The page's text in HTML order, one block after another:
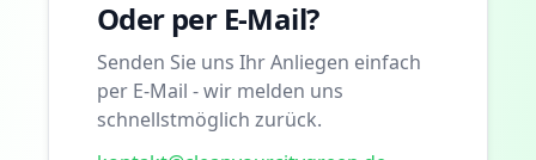
Oder per E-Mail?
Senden Sie uns Ihr Anliegen einfach
per E-Mail - wir melden uns
schnellstmöglich zurück.